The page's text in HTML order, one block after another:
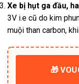
Xe bị hụt ga đầu,
3V i.e cũ do kim
muội than carbon,
🎁